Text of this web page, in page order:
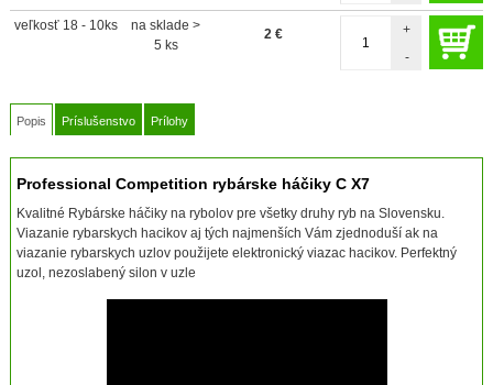
veľkosť 18 - 10ks
na sklade >
5 ks
2 €
-
+
Popis Príslušenstvo Prílohy
Professional Competition rybárske háčiky C X7
Kvalitné Rybárske háčiky na rybolov pre všetky druhy ryb na Slovensku.
Viazanie rybarskych hacikov aj tých najmenších Vám zjednoduší ak na
viazanie rybarskych uzlov použijete elektronický viazac hacikov. Perfektný
uzol, nezoslabený silon v uzle